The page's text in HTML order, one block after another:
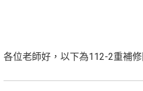
各位老師好，以下為112-2重補修